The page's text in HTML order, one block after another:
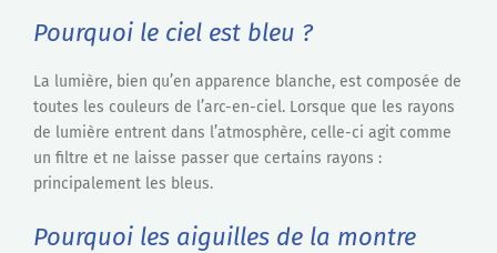
Pourquoi le ciel est bleu ?
La lumière, bien qu’en apparence blanche, est composée de
toutes les couleurs de l’arc-en-ciel. Lorsque que les rayons
de lumière entrent dans l’atmosphère, celle-ci agit comme
un filtre et ne laisse passer que certains rayons :
principalement les bleus.
Pourquoi les aiguilles de la montre